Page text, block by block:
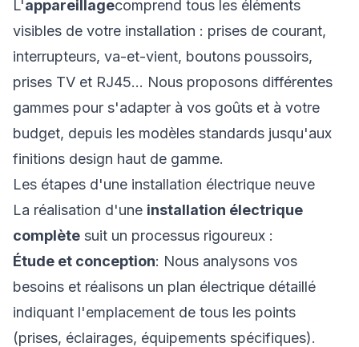
L'appareillagecomprend tous les éléments
visibles de votre installation : prises de courant,
interrupteurs, va-et-vient, boutons poussoirs,
prises TV et RJ45... Nous proposons différentes
gammes pour s'adapter à vos goûts et à votre
budget, depuis les modèles standards jusqu'aux
finitions design haut de gamme.
Les étapes d'une installation électrique neuve
La réalisation d'une installation électrique
complète suit un processus rigoureux :
Étude et conception: Nous analysons vos
besoins et réalisons un plan électrique détaillé
indiquant l'emplacement de tous les points
(prises, éclairages, équipements spécifiques).